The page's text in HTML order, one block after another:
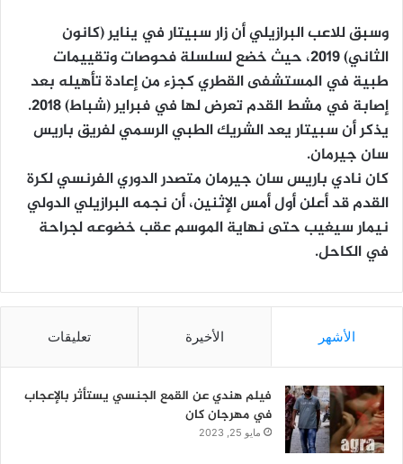
وسبق للاعب البرازيلي أن زار سبيتار في يناير (كانون
الثاني) 2019، حيث خضع لسلسلة فحوصات وتقييمات
طبية في المستشفى القطري كجزء من إعادة تأهيله بعد
إصابة في مشط القدم تعرض لها في فبراير (شباط) 2018.
يذكر أن سبيتار يعد الشريك الطبي الرسمي لفريق باريس
سان جيرمان.
كان نادي باريس سان جيرمان متصدر الدوري الفرنسي لكرة
القدم قد أعلن أول أمس الإثنين، أن نجمه البرازيلي الدولي
نيمار سيغيب حتى نهاية الموسم عقب خضوعه لجراحة
في الكاحل.
الأشهر الأخيرة تعليقات
فيلم هندي عن القمع الجنسي يستأثر بالإعجاب
في مهرجان كان
مايو 25, 2023